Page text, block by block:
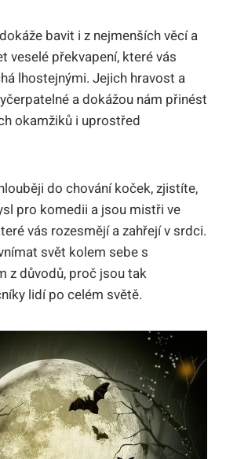
bavit i z nejmenších věcí a
veselé překvapení, které vás
lhostejnými. Jejich hravost a
a dokážou nám přinést
okamžiků i uprostřed
do chování koček, zjistíte,
pro komedii a jsou mistři ve
vás rozesmějí a zahřejí v srdci.
svět kolem sebe s
z důvodů, proč jsou tak
lidí po celém světě.